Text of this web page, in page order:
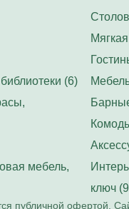
(6)
мебель,
ключ
публичной офертой.